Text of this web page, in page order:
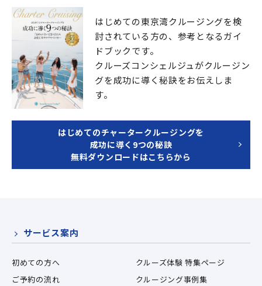
はじめての東京湾クルージングを検
討されている方の、 参考となるガイ
ドブックです。
クルーズコンシェルジュがクルージン
グを成功に導く秘訣をお伝えしま
す。
はじめてのチャータークルージングを
成功に導く9つの秘訣
無料ダウンロードはこちらから
サービス案内
初めての方へ
クルーズ体験 特集ページ
ご予約の流れ
クルージング事例集